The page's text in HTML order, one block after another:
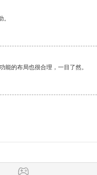
能的布局也很合理，一目了然。